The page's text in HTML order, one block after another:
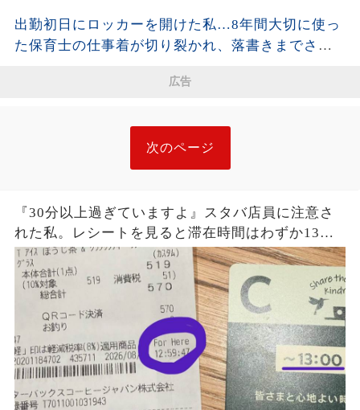
客が名刺を差し出し…
出勤初日にロッカーを開けた私…8年間大切に使っ
た保育士の仕事着が切り裂かれ、落書きまでされ
私が残した1枚の写真と記録が、後日すべてを変え
広告
次のページ
『30分以上過ぎていますよ』スタバ店員に注意さ
れた私。レシートを見ると滞在時間はわずか13
秒？『For Here 12:59:41』という謎の表示に困
惑…一体何を基準に数えていたのか確認した結果